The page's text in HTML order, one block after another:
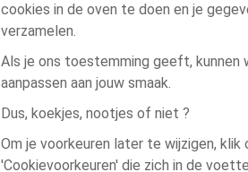
cookies in de oven te doen en je
verzamelen.
Als je ons toestemming geeft, kunnen
aanpassen aan jouw smaak.
Dus, koekjes, nootjes of niet ?
Om je voorkeuren later te wijzigen, klik
'Cookievoorkeuren' die zich in de